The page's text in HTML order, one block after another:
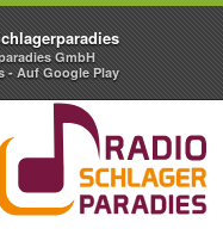
GmbH
- Auf Google Play